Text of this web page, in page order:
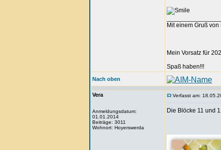
Mit einem Gruß von
Mein Vorsatz für
Spaß haben!!!
Nach oben
Vera
Anmeldungsdatum:
01.01.2014
Beiträge: 3011
Wohnort: Hoyerswerda
Verfasst am:
Die Blöcke 11 und